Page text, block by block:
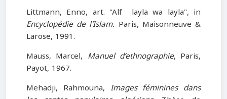
Littmann, Enno, art. "Alf layla wa layla", in
Encyclopédie de l'Islam. Paris, Maisonneuve &
Larose, 1991.
Mauss, Marcel, Manuel d’ethnographie, Paris,
Payot, 1967.
Mehadji, Rahmouna, Images féminines dans